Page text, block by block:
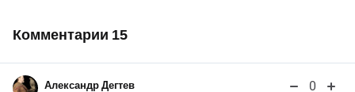
Комментарии 15
Александр Дегтев 0